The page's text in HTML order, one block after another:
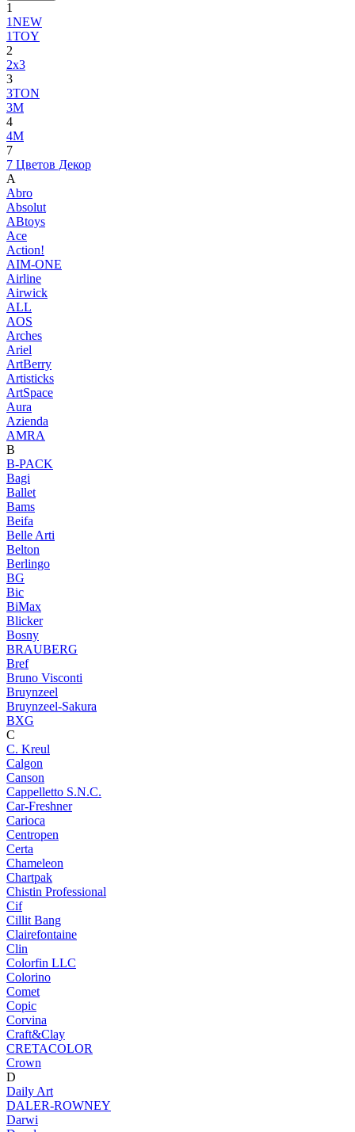
1
1NEW
1TOY
2
2x3
3
3TON
3М
4
4M
7
7 Цветов Декор
A
Abro
Absolut
ABtoys
Ace
Action!
AIM-ONE
Airline
Airwick
ALL
AOS
Arches
Ariel
ArtBerry
Artisticks
ArtSpace
Aura
Azienda
AМRA
B
B-PACK
Bagi
Ballet
Bams
Beifa
Belle Arti
Belton
Berlingo
BG
Bic
BiMax
Blicker
Bosny
BRAUBERG
Bref
Bruno Visconti
Bruynzeel
Bruynzeel-Sakura
BXG
C
C. Kreul
Calgon
Canson
Cappelletto S.N.C.
Car-Freshner
Carioca
Centropen
Certa
Chameleon
Chartpak
Chistin Professional
Cif
Cillit Bang
Clairefontaine
Clin
Colorfin LLC
Colorino
Comet
Copic
Corvina
Craft&Clay
CRETACOLOR
Crown
D
Daily Art
DALER-ROWNEY
Darwi